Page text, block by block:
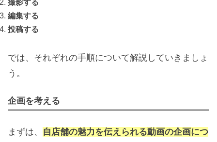
撮影する
編集する
投稿する
では、それぞれの手順について解説していきましょ
う。
企画を考える
まずは、 自店舗の魅力を伝えられる動画の企画につ